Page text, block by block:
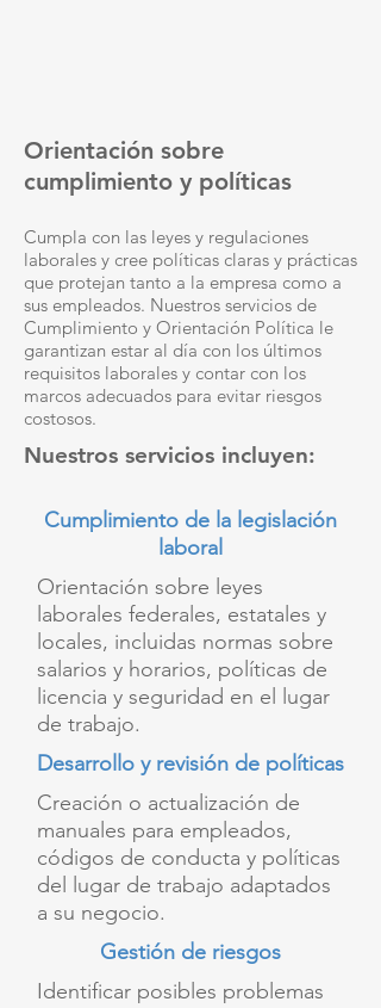
Orientación sobre
cumplimiento y políticas
Cumpla con las leyes y regulaciones
laborales y cree políticas claras y prácticas
que protejan tanto a la empresa como a
sus empleados. Nuestros servicios de
Cumplimiento y Orientación Política le
garantizan estar al día con los últimos
requisitos laborales y contar con los
marcos adecuados para evitar riesgos
costosos.
Nuestros servicios incluyen:
Cumplimiento de la legislación
laboral
Orientación sobre leyes
laborales federales, estatales y
locales, incluidas normas sobre
salarios y horarios, políticas de
licencia y seguridad en el lugar
de trabajo.
Desarrollo y revisión de políticas
Creación o actualización de
manuales para empleados,
códigos de conducta y políticas
del lugar de trabajo adaptados
a su negocio.
Gestión de riesgos
Identificar posibles problemas